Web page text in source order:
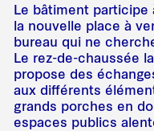
Le bâtiment participe
la nouvelle place à
bureau qui ne
Le rez-de-chaussée
propose des
aux différents
grands porches en
espaces publics